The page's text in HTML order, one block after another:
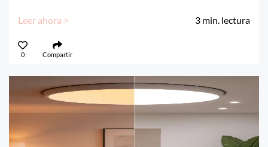
Leer ahora > 3 min. lectura
0 Compartir